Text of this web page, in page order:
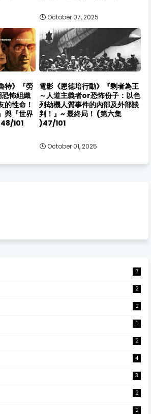
October 07, 2025
特》『勞
怖組織
的性命！
與『世界
101
電影《恩德培行動》『剩者為王
～人道主義者or恐怖份子：以色
列劫機人質事件的內部及外部談
判！』~ 最終局！ (第六集
)47/101
October 01, 2025
7
2
2
1
2
4
3
2
2